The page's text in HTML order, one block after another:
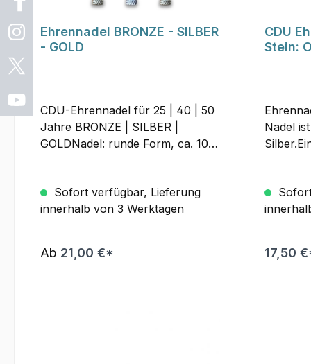
Ehrennadel BRONZE - SILBER
- GOLD
CDU-Ehrennadel für 25 | 40 | 50
Jahre BRONZE | SILBER |
GOLDNadel: runde Form, ca. 10
Kranz Halbrelief, 1-farbige
Farbauslegung in Bronze, Silber
Ehrennadel mit Schutzlack
Sofort verfügbar, Lieferung
innerhalb von 3 Werktagen
Ab 21,00 €*
CDU
Stein:
Nadel
einer
17,50